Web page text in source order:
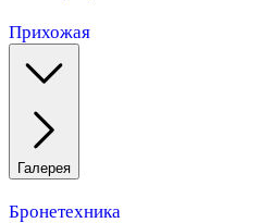
Прихожая
Галерея
Бронетехника